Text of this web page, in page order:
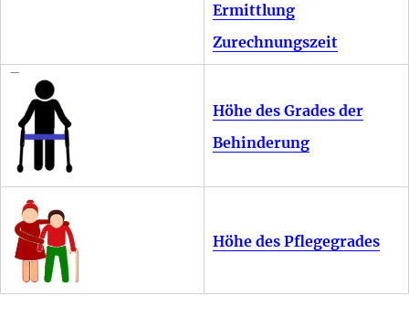
Ermittlung
Zurechnungszeit
Höhe des Grades der
Behinderung
Höhe des Pflegegrades